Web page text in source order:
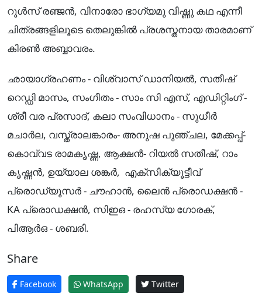
റൂൾസ് രഞ്ജൻ, വിനാരോ ഭാഗ്യമു വിഷ്ണു കഥ എന്നീ
ചിത്രങ്ങളിലൂടെ തെലുങ്കിൽ പ്രശസ്തനായ താരമാണ്
കിരൺ അബ്ബാവരം.
ഛായാഗ്രഹണം - വിശ്വാസ് ഡാനിയൽ, സതീഷ്
റെഡ്ഡി മാസം, സംഗീതം - സാം സി എസ്, എഡിറ്റിംഗ് -
ശ്രീ വര പ്രസാദ്, കലാ സംവിധാനം - സുധീർ
മചാർല, വസ്ത്രാലങ്കാരം- അനുഷ പുഞ്ചല, മേക്കപ്പ്-
കൊവ്വട രാമകൃഷ്ണ, ആക്ഷൻ- റിയൽ സതീഷ്, റാം
കൃഷ്ണൻ, ഉയ്യാല ശങ്കർ, എക്സിക്യൂട്ടീവ്
പ്രൊഡ്യൂസർ - ചൗഹാൻ, ലൈൻ പ്രൊഡക്ഷൻ -
KA പ്രൊഡക്ഷൻ, സിഇഒ - രഹസ്യ ഗോരക്,
പിആർഒ - ശബരി.
Share
Facebook WhatsApp Twitter